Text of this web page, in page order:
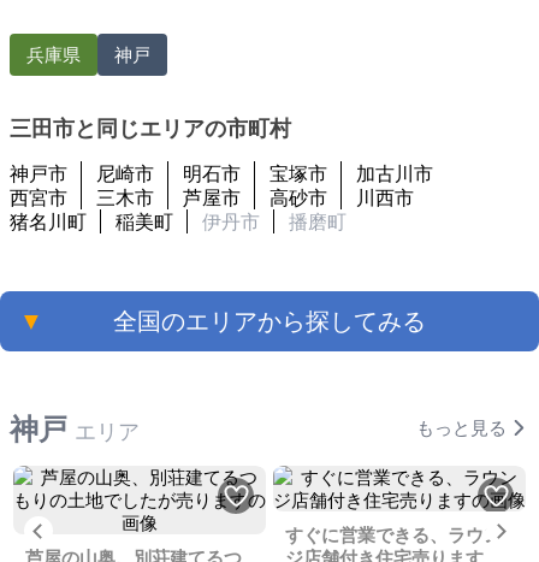
兵庫県 神戸
三田市と同じエリアの市町村
神戸市 尼崎市 明石市 宝塚市
加古川市
西宮市
三木市 芦屋市 高砂市
川西市
猪名川町
稲美町 伊丹市 播磨町
▼ 全国のエリアから探してみる
神戸 エリア もっと見る
Previous
芦屋の山奥、別荘建てるつ
すぐに営業できる、ラウン
ジ店舗付き住宅売ります